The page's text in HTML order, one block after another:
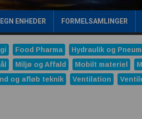
ENHEDER FORMELSAMLINGER
Food Pharma Hydraulik og
Miljø og Affald Mobilt materiel
og afløb teknik Ventilation